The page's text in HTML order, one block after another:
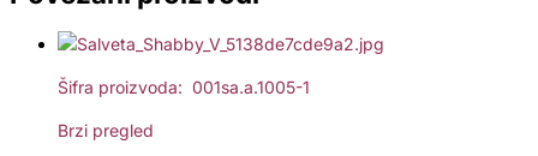
Šifra proizvoda: 001sa.a.1005-1
Brzi pregled